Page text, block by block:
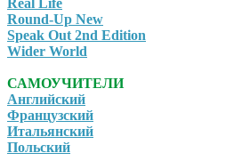
Real Life
Round-Up New
Speak Out 2nd Edition
Wider World
САМОУЧИТЕЛИ
Английский
Французский
Итальянский
Польский